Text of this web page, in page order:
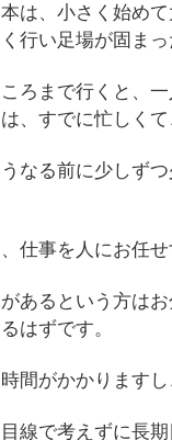
は、小さく始め
行い足場が固ま
ろまで行くと、
、すでに忙しく
なる前に少しず
仕事を人にお任
あるという方は
はずです。
間がかかります
線で考えずに長